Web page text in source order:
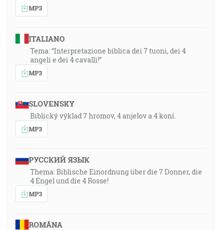
MP3
ITALIANO
Tema: “Interpretazione biblica dei 7 tuoni, dei 4
angeli e dei 4 cavalli!”
MP3
SLOVENSKY
Biblický výklad 7 hromov, 4 anjelov a 4 koní.
MP3
РУССКИЙ ЯЗЫК
Thema: Biblische Einordnung über die 7 Donner, die
4 Engel und die 4 Rosse!
MP3
ROMÂNA